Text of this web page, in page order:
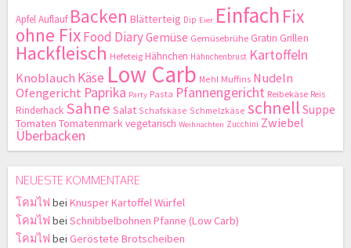
ApfelAuflauf Backen Blätterteig Dip Eier Einfach Fix
ohne FixFood DiaryGemüse Gemüsebrühe Gratin Grillen
Hackfleisch Hefeteig Hähnchen Hähnchenbrust Kartoffeln
Knoblauch Käse Low Carb Mehl Muffins Nudeln
Ofengericht Paprika Party Pasta Pfannengericht Reibekäse Reis
Rinderhack Sahne Salat Schafskäse Schmelzkäse schnell Suppe
Tomaten Tomatenmarkvegetarisch Weihnachten Zucchini Zwiebel
Überbacken
NEUESTE KOMMENTARE
โคมไฟ bei Knusper Kartoffel Würfel
โคมไฟ bei Schnibbelbohnen Pfanne (Low Carb)
โคมไฟ bei Geröstete Brotscheiben